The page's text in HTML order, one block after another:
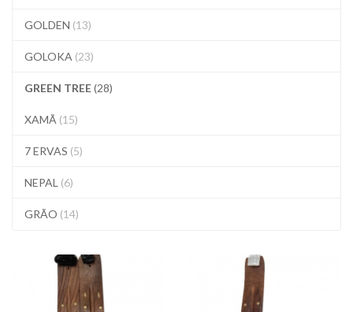
GOLDEN (13)
GOLOKA (23)
GREEN TREE(28)
XAMÃ (15)
7 ERVAS (5)
NEPAL (6)
GRÃO (14)